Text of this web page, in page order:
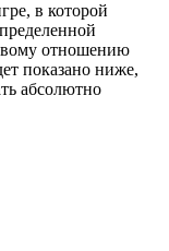
в которой
отношению
показано ниже,
абсолютно